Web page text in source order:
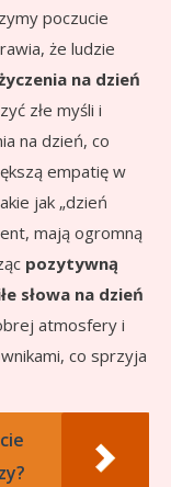
poczucie
że ludzie
na dzień
złe myśli i
na dzień, co
empatię w
jak „dzień
mają ogromną
pozytywną
słowa na dzień
atmosfery i
co sprzyja